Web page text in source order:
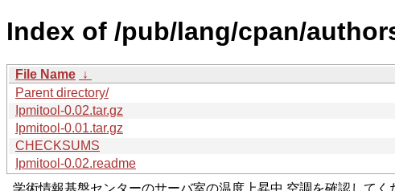
Index of /pub/lang/cpan/
File Name ↓
Parent directory/
Ipmitool-0.02.tar.gz
Ipmitool-0.01.tar.gz
CHECKSUMS
Ipmitool-0.02.readme